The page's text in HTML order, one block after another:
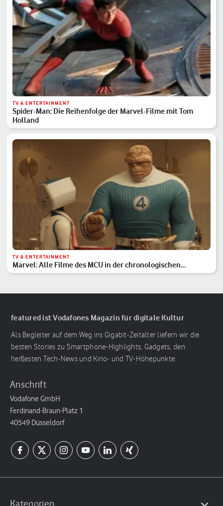
TV & ENTERTAINMENT
Spider-Man: Die Reihenfolge der Marvel-Filme mit Tom
Holland
TV & ENTERTAINMENT
Marvel: Alle Filme des MCU in der chronologischen
Reihenfolge
featured ist Vodafones Magazin für digitale Kultur
Als Begleiter auf dem Weg ins Gigabit-Zeitalter liefern wir die
besten Stories zu Smartphone-Highlights, Gadgets, den
heißesten Tech-News und Kino- und TV-Höhepunkte.
Anschrift
Vodafone GmbH
Ferdinand-Braun-Platz 1
40549 Düsseldorf
Kategorien